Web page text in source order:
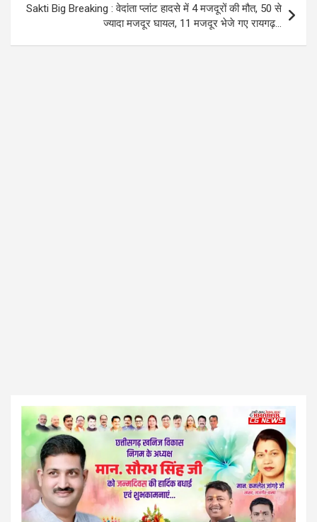
Sakti Big Breaking : वेदांता प्लांट हादसे में 4 मजदूरों की मौत, 50 से
ज्यादा मजदूर घायल, 11 मजदूर भेजे गए रायगढ़…